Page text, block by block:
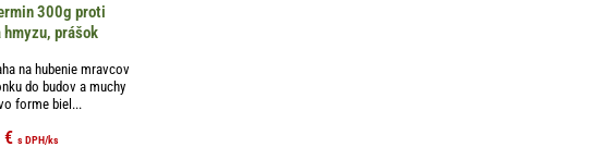
300g proti
hmyzu, prášok
na hubenie mravcov
do budov a muchy
forme biel...
€ s DPH/ks